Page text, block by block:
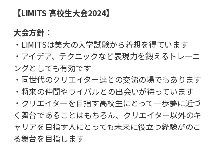
【LIMITS 高校生大会2024】
大会方針 ：
・LIMITSは美大の入学試験から着想を得ています
・アイデア、テクニックなど表現力を鍛えるトレーニ
ングとしても有効です
・同世代のクリエイター達との交流の場でもあります
・将来の仲間やライバルとの出会いが待っています
・クリエイターを目指す高校生にとって一歩夢に近づ
く舞台であることはもちろん、クリエイター以外のキ
ャリアを目指す人にとっても未来に役立つ経験がのこ
る舞台を目指します